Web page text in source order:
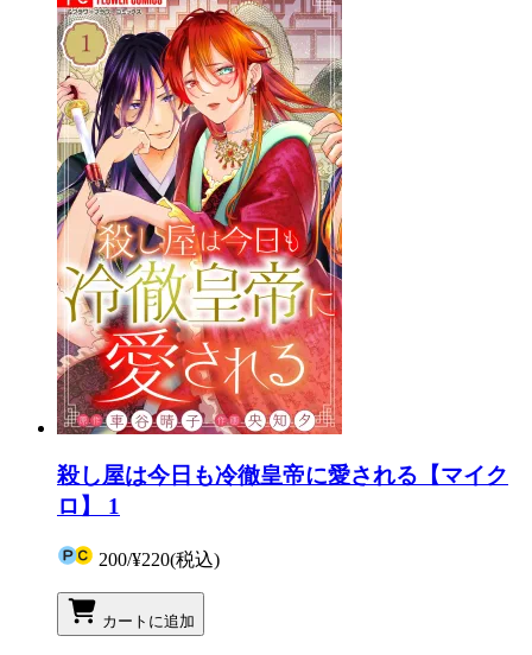
殺し屋は今日も冷徹皇帝に愛される【マイク
ロ】 1
200/¥220(税込)
カートに追加